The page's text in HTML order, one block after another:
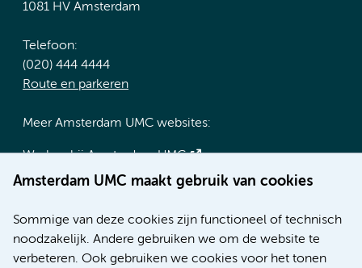
Amsterdam UMC maakt gebruik van cookies
Sommige van deze cookies zijn functioneel of technisch
noodzakelijk. Andere gebruiken we om de website te
verbeteren. Ook gebruiken we cookies voor het tonen
1081 HV Amsterdam
Telefoon:
(020) 444 4444
Route en parkeren
Meer Amsterdam UMC websites:
Werken bij Amsterdam UMC
Over Amsterdam UMC
Research
Educatie locatie AMC
Educatie locatie VUmc